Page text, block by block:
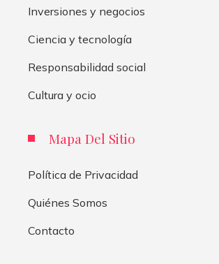
Inversiones y negocios
Ciencia y tecnología
Responsabilidad social
Cultura y ocio
Mapa Del Sitio
Política de Privacidad
Quiénes Somos
Contacto